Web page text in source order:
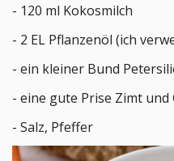
- 120 ml Kokosmilch
- 2 EL Pflanzenöl (ich
- ein kleiner Bund
- eine gute Prise Zimt
- Salz, Pfeffer